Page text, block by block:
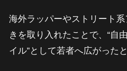
海外ラッパーやストリート
きを取り入れたことで、“自
イル”として若者へ広がった